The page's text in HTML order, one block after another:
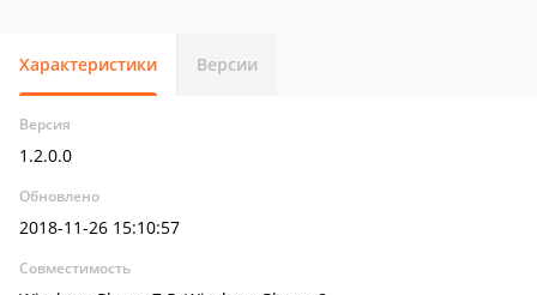
Характеристики Версии
Версия
1.2.0.0
Обновлено
2018-11-26 15:10:57
Совместимость